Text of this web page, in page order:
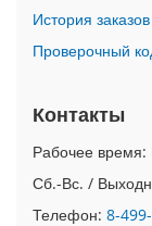
i
P
n
A
i
r
История заказов
Проверочный
Контакты
Рабочее
Сб.-Вс. /
Телефон: 8-